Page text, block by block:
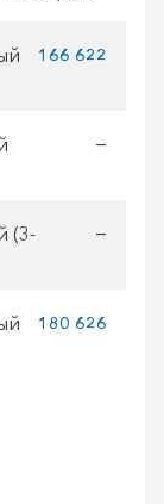
166 622
—
(3-
—
180 626